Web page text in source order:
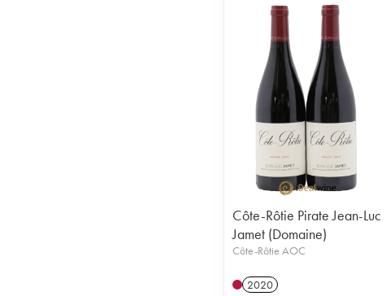
Côte-Rôtie Pirate Jean-Luc
Jamet (Domaine)
Côte-Rôtie AOC
2020